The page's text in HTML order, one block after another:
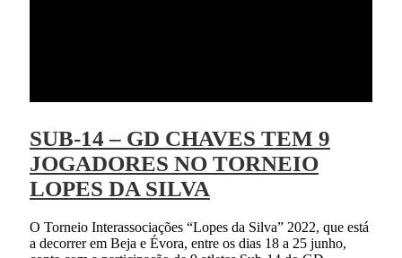
SUB-14 – GD CHAVES TEM 9
JOGADORES NO TORNEIO
LOPES DA SILVA
O Torneio Interassociações “Lopes da Silva” 2022, que está
a decorrer em Beja e Évora, entre os dias 18 a 25 junho,